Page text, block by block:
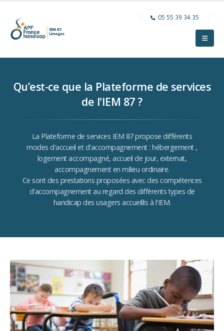
05 55 39 34 35
Qu’est-ce que la Plateforme de services
de l'IEM 87 ?
La Plateforme de services IEM 87 propose différents
modes d'accueil et d'accompagnement : hébergement ,
logement accompagné, accueil de jour, externat,
accompagnement en milieu ordinaire.
Ce sont des prestations proposées avec des compétences
d'accompagnement au regard des différents types de
handicap des usagers accueillis à l'IEM.